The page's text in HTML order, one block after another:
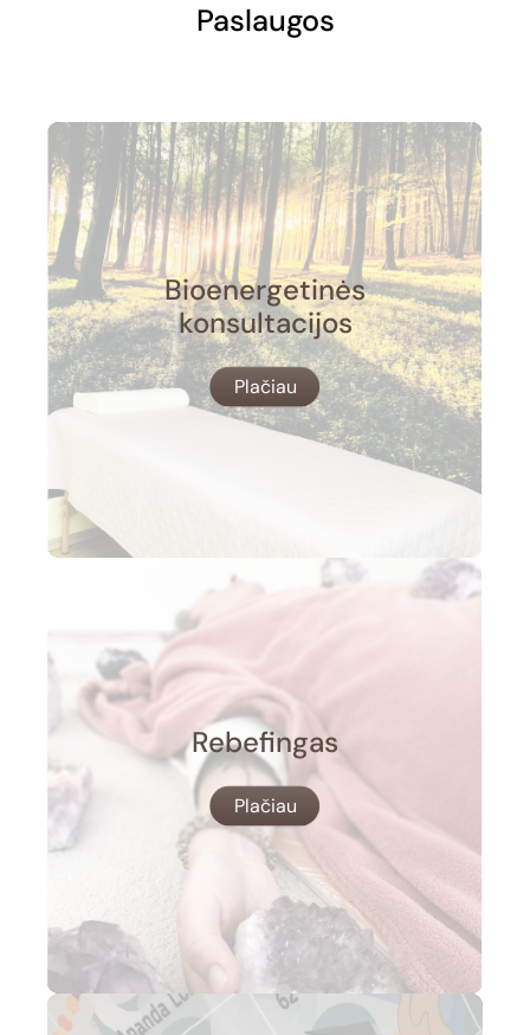
Paslaugos
Bioenergetinės
konsultacijos
Plačiau
Rebefingas
Plačiau